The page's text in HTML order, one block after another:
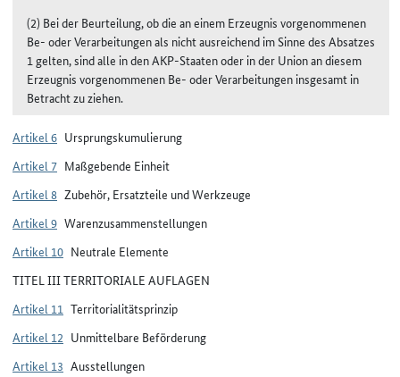
(2) Bei der Beurteilung, ob die an einem Erzeugnis vorgenommenen
Be- oder Verarbeitungen als nicht ausreichend im Sinne des Absatzes
1 gelten, sind alle in den AKP-Staaten oder in der Union an diesem
Erzeugnis vorgenommenen Be- oder Verarbeitungen insgesamt in
Betracht zu ziehen.
Artikel 6 Ursprungskumulierung
Artikel 7 Maßgebende Einheit
Artikel 8 Zubehör, Ersatzteile und Werkzeuge
Artikel 9 Warenzusammenstellungen
Artikel 10 Neutrale Elemente
TITEL III TERRITORIALE AUFLAGEN
Artikel 11 Territorialitätsprinzip
Artikel 12 Unmittelbare Beförderung
Artikel 13 Ausstellungen